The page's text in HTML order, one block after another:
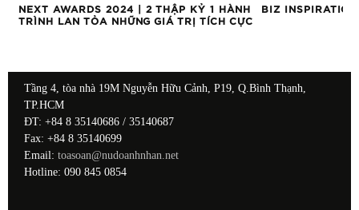
NEXT AWARDS 2024 | 2 THẬP KỶ 1 HÀNH
TRÌNH LAN TỎA NHỮNG GIÁ TRỊ TÍCH CỰC
BIZ
Tầng 4, tòa nhà 19M Nguyễn Hữu Cảnh, P19, Q.Bình Thạnh,
TP.HCM
ĐT: +84 8 35140686 / 35140687
Fax: +84 8 35140699
Email: toasoan@nudoanhnhan.net
Hotline: 090 845 0854